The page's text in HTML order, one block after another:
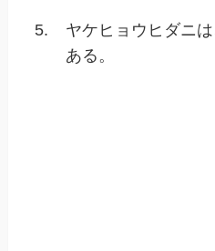
5.
ヤケヒョウヒダニ
ある。